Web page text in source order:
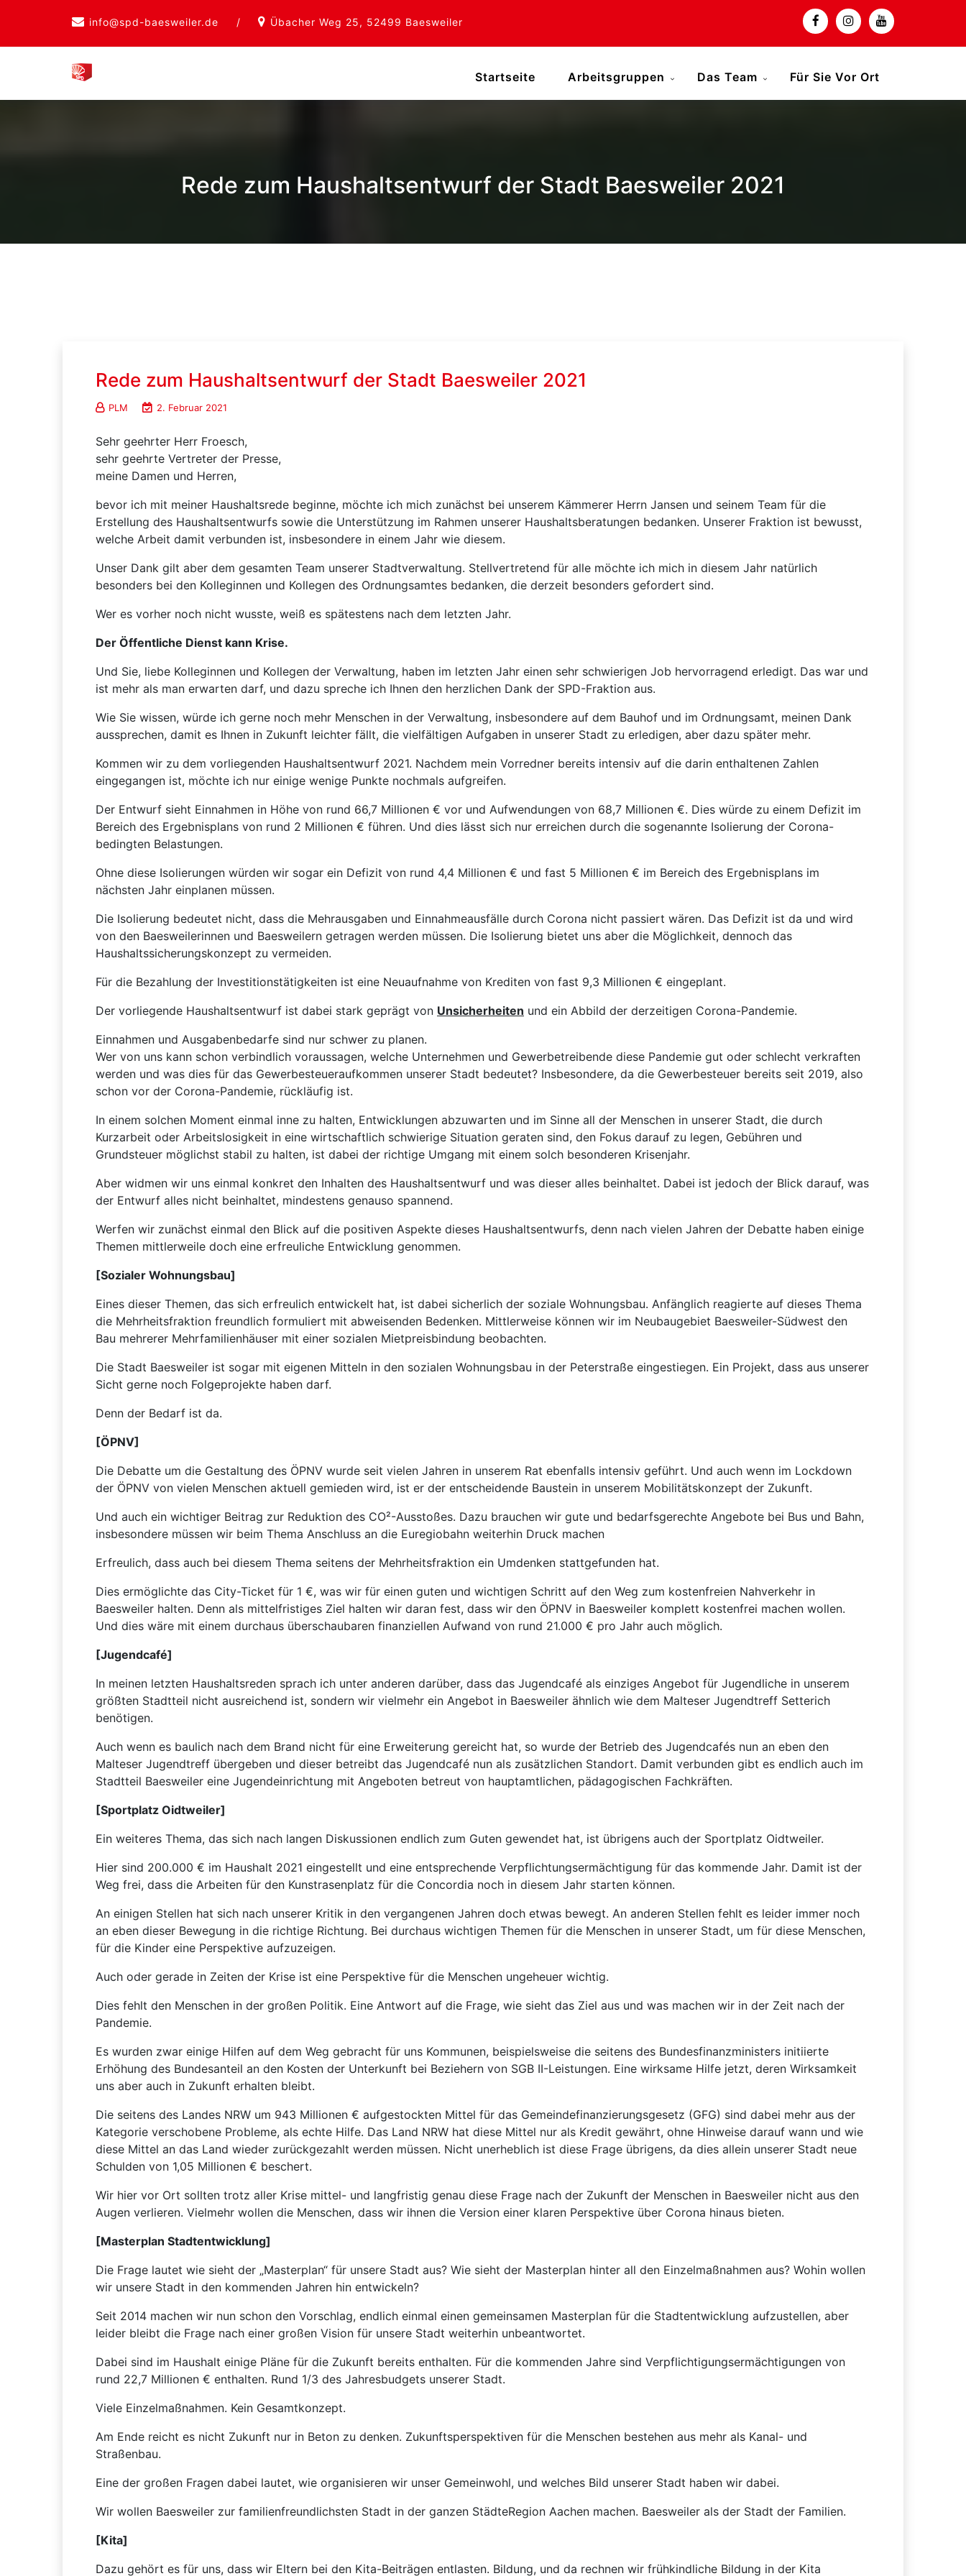
info@spd-baesweiler.de / Übacher Weg 25, 52499 Baesweiler
Startseite Arbeitsgruppen Das Team Für Sie Vor Ort
Rede zum Haushaltsentwurf der Stadt Baesweiler 2021
Rede zum Haushaltsentwurf der Stadt Baesweiler 2021
PLM 2. Februar 2021
Sehr geehrter Herr Froesch,
sehr geehrte Vertreter der Presse,
meine Damen und Herren,
bevor ich mit meiner Haushaltsrede beginne, möchte ich mich zunächst bei unserem Kämmerer Herrn Jansen und seinem Team für die
Erstellung des Haushaltsentwurfs sowie die Unterstützung im Rahmen unserer Haushaltsberatungen bedanken. Unserer Fraktion ist bewusst,
welche Arbeit damit verbunden ist, insbesondere in einem Jahr wie diesem.
Unser Dank gilt aber dem gesamten Team unserer Stadtverwaltung. Stellvertretend für alle möchte ich mich in diesem Jahr natürlich
besonders bei den Kolleginnen und Kollegen des Ordnungsamtes bedanken, die derzeit besonders gefordert sind.
Wer es vorher noch nicht wusste, weiß es spätestens nach dem letzten Jahr.
Der Öffentliche Dienst kann Krise.
Und Sie, liebe Kolleginnen und Kollegen der Verwaltung, haben im letzten Jahr einen sehr schwierigen Job hervorragend erledigt. Das war und
ist mehr als man erwarten darf, und dazu spreche ich Ihnen den herzlichen Dank der SPD-Fraktion aus.
Wie Sie wissen, würde ich gerne noch mehr Menschen in der Verwaltung, insbesondere auf dem Bauhof und im Ordnungsamt, meinen Dank
aussprechen, damit es Ihnen in Zukunft leichter fällt, die vielfältigen Aufgaben in unserer Stadt zu erledigen, aber dazu später mehr.
Kommen wir zu dem vorliegenden Haushaltsentwurf 2021. Nachdem mein Vorredner bereits intensiv auf die darin enthaltenen Zahlen
eingegangen ist, möchte ich nur einige wenige Punkte nochmals aufgreifen.
Der Entwurf sieht Einnahmen in Höhe von rund 66,7 Millionen € vor und Aufwendungen von 68,7 Millionen €. Dies würde zu einem Defizit im
Bereich des Ergebnisplans von rund 2 Millionen € führen. Und dies lässt sich nur erreichen durch die sogenannte Isolierung der Corona-
bedingten Belastungen.
Ohne diese Isolierungen würden wir sogar ein Defizit von rund 4,4 Millionen € und fast 5 Millionen € im Bereich des Ergebnisplans im
nächsten Jahr einplanen müssen.
Die Isolierung bedeutet nicht, dass die Mehrausgaben und Einnahmeausfälle durch Corona nicht passiert wären. Das Defizit ist da und wird
von den Baesweilerinnen und Baesweilern getragen werden müssen. Die Isolierung bietet uns aber die Möglichkeit, dennoch das
Haushaltssicherungskonzept zu vermeiden.
Für die Bezahlung der Investitionstätigkeiten ist eine Neuaufnahme von Krediten von fast 9,3 Millionen € eingeplant.
Der vorliegende Haushaltsentwurf ist dabei stark geprägt von Unsicherheiten und ein Abbild der derzeitigen Corona-Pandemie.
Einnahmen und Ausgabenbedarfe sind nur schwer zu planen.
Wer von uns kann schon verbindlich voraussagen, welche Unternehmen und Gewerbetreibende diese Pandemie gut oder schlecht verkraften
werden und was dies für das Gewerbesteueraufkommen unserer Stadt bedeutet? Insbesondere, da die Gewerbesteuer bereits seit 2019, also
schon vor der Corona-Pandemie, rückläufig ist.
In einem solchen Moment einmal inne zu halten, Entwicklungen abzuwarten und im Sinne all der Menschen in unserer Stadt, die durch
Kurzarbeit oder Arbeitslosigkeit in eine wirtschaftlich schwierige Situation geraten sind, den Fokus darauf zu legen, Gebühren und
Grundsteuer möglichst stabil zu halten, ist dabei der richtige Umgang mit einem solch besonderen Krisenjahr.
Aber widmen wir uns einmal konkret den Inhalten des Haushaltsentwurf und was dieser alles beinhaltet. Dabei ist jedoch der Blick darauf, was
der Entwurf alles nicht beinhaltet, mindestens genauso spannend.
Werfen wir zunächst einmal den Blick auf die positiven Aspekte dieses Haushaltsentwurfs, denn nach vielen Jahren der Debatte haben einige
Themen mittlerweile doch eine erfreuliche Entwicklung genommen.
[Sozialer Wohnungsbau]
Eines dieser Themen, das sich erfreulich entwickelt hat, ist dabei sicherlich der soziale Wohnungsbau. Anfänglich reagierte auf dieses Thema
die Mehrheitsfraktion freundlich formuliert mit abweisenden Bedenken. Mittlerweise können wir im Neubaugebiet Baesweiler-Südwest den
Bau mehrerer Mehrfamilienhäuser mit einer sozialen Mietpreisbindung beobachten.
Die Stadt Baesweiler ist sogar mit eigenen Mitteln in den sozialen Wohnungsbau in der Peterstraße eingestiegen. Ein Projekt, dass aus unserer
Sicht gerne noch Folgeprojekte haben darf.
Denn der Bedarf ist da.
[ÖPNV]
Die Debatte um die Gestaltung des ÖPNV wurde seit vielen Jahren in unserem Rat ebenfalls intensiv geführt. Und auch wenn im Lockdown
der ÖPNV von vielen Menschen aktuell gemieden wird, ist er der entscheidende Baustein in unserem Mobilitätskonzept der Zukunft.
Und auch ein wichtiger Beitrag zur Reduktion des CO²-Ausstoßes. Dazu brauchen wir gute und bedarfsgerechte Angebote bei Bus und Bahn,
insbesondere müssen wir beim Thema Anschluss an die Euregiobahn weiterhin Druck machen
Erfreulich, dass auch bei diesem Thema seitens der Mehrheitsfraktion ein Umdenken stattgefunden hat.
Dies ermöglichte das City-Ticket für 1 €, was wir für einen guten und wichtigen Schritt auf den Weg zum kostenfreien Nahverkehr in
Baesweiler halten. Denn als mittelfristiges Ziel halten wir daran fest, dass wir den ÖPNV in Baesweiler komplett kostenfrei machen wollen.
Und dies wäre mit einem durchaus überschaubaren finanziellen Aufwand von rund 21.000 € pro Jahr auch möglich.
[Jugendcafé]
In meinen letzten Haushaltsreden sprach ich unter anderen darüber, dass das Jugendcafé als einziges Angebot für Jugendliche in unserem
größten Stadtteil nicht ausreichend ist, sondern wir vielmehr ein Angebot in Baesweiler ähnlich wie dem Malteser Jugendtreff Setterich
benötigen.
Auch wenn es baulich nach dem Brand nicht für eine Erweiterung gereicht hat, so wurde der Betrieb des Jugendcafés nun an eben den
Malteser Jugendtreff übergeben und dieser betreibt das Jugendcafé nun als zusätzlichen Standort. Damit verbunden gibt es endlich auch im
Stadtteil Baesweiler eine Jugendeinrichtung mit Angeboten betreut von hauptamtlichen, pädagogischen Fachkräften.
[Sportplatz Oidtweiler]
Ein weiteres Thema, das sich nach langen Diskussionen endlich zum Guten gewendet hat, ist übrigens auch der Sportplatz Oidtweiler.
Hier sind 200.000 € im Haushalt 2021 eingestellt und eine entsprechende Verpflichtungsermächtigung für das kommende Jahr. Damit ist der
Weg frei, dass die Arbeiten für den Kunstrasenplatz für die Concordia noch in diesem Jahr starten können.
An einigen Stellen hat sich nach unserer Kritik in den vergangenen Jahren doch etwas bewegt. An anderen Stellen fehlt es leider immer noch
an eben dieser Bewegung in die richtige Richtung. Bei durchaus wichtigen Themen für die Menschen in unserer Stadt, um für diese Menschen,
für die Kinder eine Perspektive aufzuzeigen.
Auch oder gerade in Zeiten der Krise ist eine Perspektive für die Menschen ungeheuer wichtig.
Dies fehlt den Menschen in der großen Politik. Eine Antwort auf die Frage, wie sieht das Ziel aus und was machen wir in der Zeit nach der
Pandemie.
Es wurden zwar einige Hilfen auf dem Weg gebracht für uns Kommunen, beispielsweise die seitens des Bundesfinanzministers initiierte
Erhöhung des Bundesanteil an den Kosten der Unterkunft bei Beziehern von SGB II-Leistungen. Eine wirksame Hilfe jetzt, deren Wirksamkeit
uns aber auch in Zukunft erhalten bleibt.
Die seitens des Landes NRW um 943 Millionen € aufgestockten Mittel für das Gemeindefinanzierungsgesetz (GFG) sind dabei mehr aus der
Kategorie verschobene Probleme, als echte Hilfe. Das Land NRW hat diese Mittel nur als Kredit gewährt, ohne Hinweise darauf wann und wie
diese Mittel an das Land wieder zurückgezahlt werden müssen. Nicht unerheblich ist diese Frage übrigens, da dies allein unserer Stadt neue
Schulden von 1,05 Millionen € beschert.
Wir hier vor Ort sollten trotz aller Krise mittel- und langfristig genau diese Frage nach der Zukunft der Menschen in Baesweiler nicht aus den
Augen verlieren. Vielmehr wollen die Menschen, dass wir ihnen die Version einer klaren Perspektive über Corona hinaus bieten.
[Masterplan Stadtentwicklung]
Die Frage lautet wie sieht der „Masterplan“ für unsere Stadt aus? Wie sieht der Masterplan hinter all den Einzelmaßnahmen aus? Wohin wollen
wir unsere Stadt in den kommenden Jahren hin entwickeln?
Seit 2014 machen wir nun schon den Vorschlag, endlich einmal einen gemeinsamen Masterplan für die Stadtentwicklung aufzustellen, aber
leider bleibt die Frage nach einer großen Vision für unsere Stadt weiterhin unbeantwortet.
Dabei sind im Haushalt einige Pläne für die Zukunft bereits enthalten. Für die kommenden Jahre sind Verpflichtigungsermächtigungen von
rund 22,7 Millionen € enthalten. Rund 1/3 des Jahresbudgets unserer Stadt.
Viele Einzelmaßnahmen. Kein Gesamtkonzept.
Am Ende reicht es nicht Zukunft nur in Beton zu denken. Zukunftsperspektiven für die Menschen bestehen aus mehr als Kanal- und
Straßenbau.
Eine der großen Fragen dabei lautet, wie organisieren wir unser Gemeinwohl, und welches Bild unserer Stadt haben wir dabei.
Wir wollen Baesweiler zur familienfreundlichsten Stadt in der ganzen StädteRegion Aachen machen. Baesweiler als der Stadt der Familien.
[Kita]
Dazu gehört es für uns, dass wir Eltern bei den Kita-Beiträgen entlasten. Bildung, und da rechnen wir frühkindliche Bildung in der Kita